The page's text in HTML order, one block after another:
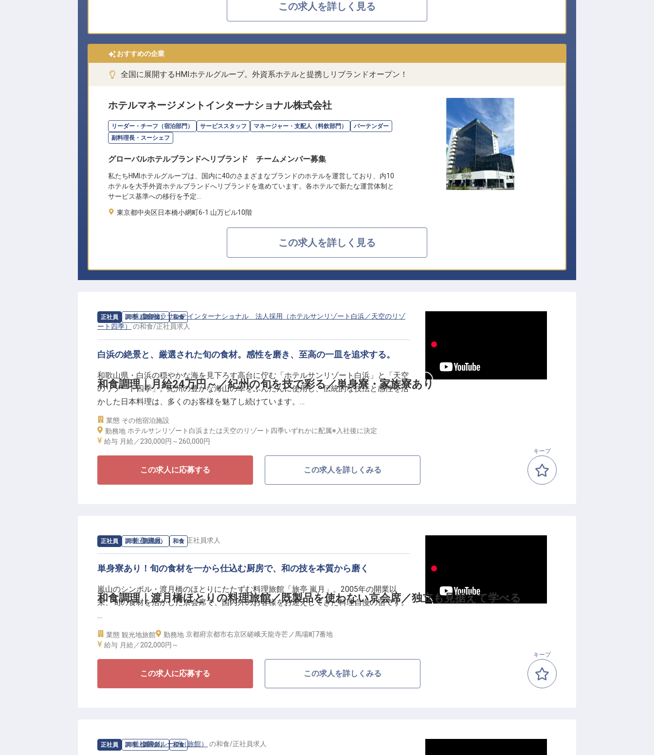
この求人を詳しく見る
おすすめの企業
全国に展開するHMIホテルグループ。外資系ホテルと提携しリブランドオープン！
ホテルマネージメントインターナショナル株式会社
リーダー・チーフ（宿泊部門） サービススタッフ マネージャー・支配人（料飲部門）
バーテンダー
副料理長・スーシェフ
グローバルホテルブランドへリブランド チームメンバー募集
私たちHMIホテルグループは、国内に40のさまざまなブランドのホテルを運営しており、内10
ホテルを大手外資ホテルブランドへリブランドを進めています。各ホテルで新たな運営体制と
サービス基準への移行を予定…
東京都中央区日本橋小網町6-1 山万ビル10階
この求人を詳しく見る
正社員 調理（調理師） 和食
和食調理｜月給24万円～／紀州の旬を技で彩る／単身寮・家族寮あり
求人情報：株式会社ラサンテインターナショナル 法人採用（ホテルサンリゾート白浜／天空のリゾ
ート四季）
の和食/正社員求人
白浜の絶景と、厳選された旬の食材。感性を磨き、至高の一皿を追求する。
和歌山県・白浜の穏やかな海を見下ろす高台に佇む「ホテルサンリゾート白浜」と「天空
のリゾート四季」。紀州の豊かな海山の幸をふんだんに使用し、伝統的な技法と感性を活
かした日本料理は、多くのお客様を魅了し続けています。
今回は当施設の味を支える和食調理スタッフを募集します。 厨房では、クエ、熊野牛、
梅干しといった地域を代表する高級食材が日々扱われ、素材の持ち味を最大限に引き出す
ための真剣勝負が繰り広げられています。
私たちが大切にしているのは、単なる調理技術だけではなく、お客様の期待を越える「一
月給24万円以上の高収入に加え、格安の寮などの福利厚生も完備。恵まれた自然環境の中
方、日本の食文化を後世へと繋いでいく情熱をお持ちの方。白浜の美しい景観とともに、
あなたの感性と技術を存分に発揮してください。
業態 その他宿泊施設
勤務地 ホテルサンリゾート白浜または天空のリゾート四季いずれかに配属※入社後に決定
給与 月給／230,000円～ 260,000円
この求人に応募する この求人を詳しくみる
キープ
正社員 調理（調理師） 和食
和食調理｜渡月橋ほとりの料理旅館／既製品を使わない京会席／独立も見据えて学べる
求人情報：旅亭 嵐月 和食/ 正社員求人
単身寮あり！旬の食材を一から仕込む厨房で、和の技を本質から磨く
嵐山のシンボル・渡月橋のほとりにたたずむ料理旅館「旅亭 嵐月」。2005年の開業以
来、旬の食材を活かした京会席で、国内外のお客様をお迎えしてきた料理自慢の宿です。
【既製品を使わず、旬の食材を一から仕込む厨房】
夕食は京会席、朝食は和定食。ブッフェではなく一品ずつ丁寧に仕上げてご提供します。
【職人＋経営の視点まで学べる】
業態 観光地旅館 勤務地 京都府京都市右京区嵯峨天龍寺芒ノ馬場町7番地
給与 月給／202,000円～
この求人に応募する この求人を詳しくみる
キープ
正社員 調理（調理師） 和食
求人情報：佳松苑グループ（旅館） の和食/正社員求人